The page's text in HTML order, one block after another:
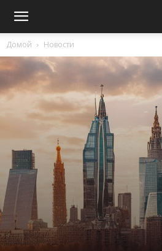
Домой Новости